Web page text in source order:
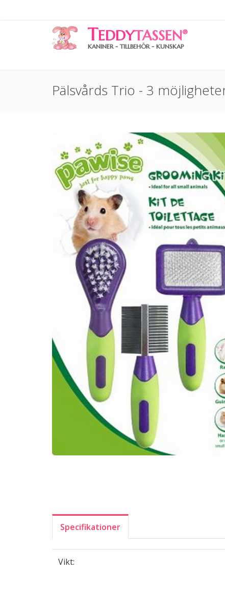
TEDDYTASSEN®
KANINER - TILLBEHÖR - KUNSKAP
Pälsvårds Trio - 3
Specifikationer
Vikt: